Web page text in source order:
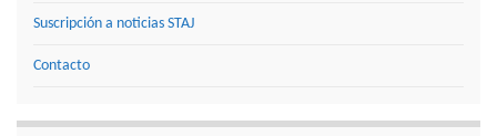
Suscripción a noticias STAJ
Contacto